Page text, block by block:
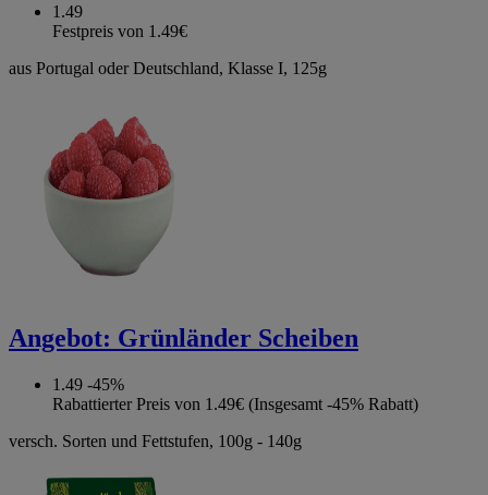
1.49
Festpreis von 1.49€
aus Portugal oder Deutschland, Klasse I, 125g
Angebot: Grünländer Scheiben
1.49 -45%
Rabattierter Preis von 1.49€ (Insgesamt -45% Rabatt)
versch. Sorten und Fettstufen, 100g - 140g